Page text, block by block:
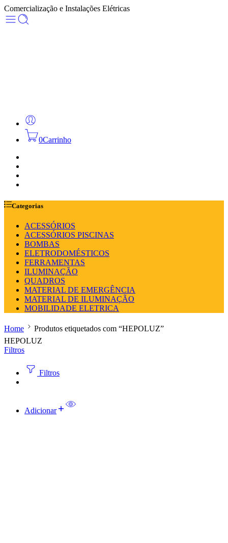
Comercialização e Instalações Elétricas
0Carrinho
Categorias
ACESSÓRIOS
ACESSÓRIOS PISCINAS
BOMBAS
ELETRODOMÉSTICOS
FERRAMENTAS
ILUMINAÇÃO
QUADROS
MATERIAL DE EMERGÊNCIA
MATERIAL DE ILUMINAÇÃO
MOBILIDADE ELETRICA
Home
Produtos etiquetados com “HEPOLUZ”
HEPOLUZ
Filtros
Filtros
Adicionar